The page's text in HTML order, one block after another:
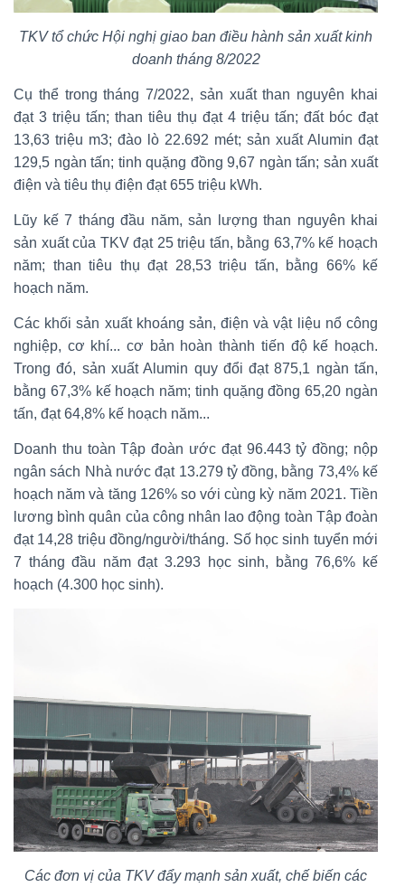
TKV tổ chức Hội nghị giao ban điều hành sản xuất kinh
doanh tháng 8/2022
Cụ thể trong tháng 7/2022, sản xuất than nguyên khai
đạt 3 triệu tấn; than tiêu thụ đạt 4 triệu tấn; đất bóc đạt
13,63 triệu m3; đào lò 22.692 mét; sản xuất Alumin đạt
129,5 ngàn tấn; tinh quặng đồng 9,67 ngàn tấn; sản xuất
điện và tiêu thụ điện đạt 655 triệu kWh.
Lũy kế 7 tháng đầu năm, sản lượng than nguyên khai
sản xuất của TKV đạt 25 triệu tấn, bằng 63,7% kế hoạch
năm; than tiêu thụ đạt 28,53 triệu tấn, bằng 66% kế
hoạch năm.
Các khối sản xuất khoáng sản, điện và vật liệu nổ công
nghiệp, cơ khí... cơ bản hoàn thành tiến độ kế hoạch.
Trong đó, sản xuất Alumin quy đổi đạt 875,1 ngàn tấn,
bằng 67,3% kế hoạch năm; tinh quặng đồng 65,20 ngàn
tấn, đạt 64,8% kế hoạch năm...
Doanh thu toàn Tập đoàn ước đạt 96.443 tỷ đồng; nộp
ngân sách Nhà nước đạt 13.279 tỷ đồng, bằng 73,4% kế
hoạch năm và tăng 126% so với cùng kỳ năm 2021. Tiền
lương bình quân của công nhân lao động toàn Tập đoàn
đạt 14,28 triệu đồng/người/tháng. Số học sinh tuyển mới
7 tháng đầu năm đạt 3.293 học sinh, bằng 76,6% kế
hoạch (4.300 học sinh).
Các đơn vị của TKV đẩy mạnh sản xuất, chế biến các